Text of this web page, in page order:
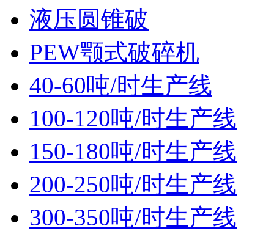
液压圆锥破
PEW颚式破碎机
40-60吨/时生产线
100-120吨/时生产线
150-180吨/时生产线
200-250吨/时生产线
300-350吨/时生产线